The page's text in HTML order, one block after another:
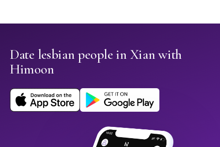
Date lesbian people in Xian with
Himoon